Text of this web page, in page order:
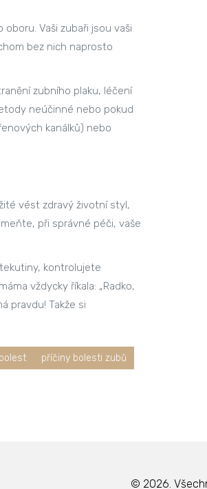
Vaši zubaři jsou vaši
bez nich naprosto
zubního plaku, léčení
neúčinné nebo pokud
kanálků) nebo
vést zdravý životní styl,
při správné péči, vaše
kontrolujete
vždycky říkala: „Radko,
pravdu! Takže si
příčiny bolesti zubů
© 2026.